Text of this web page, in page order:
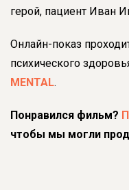
герой, пациент Иван
Онлайн-показ
психического
MENTAL.
Понравился фильм?
чтобы мы могли